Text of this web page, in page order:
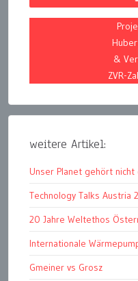
&
ZVR-
weitere Artikel:
Unser Planet gehört nicht
Technology Talks Austria
20 Jahre Weltethos
Internationale
Gmeiner vs Grosz